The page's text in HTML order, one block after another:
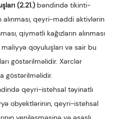
(2.21.) bəndində tikinti-
alınması, qeyri-maddi aktivlərin
qiymətli kağızların alınması
qoyuluşları və sair bu
göstərilməlidir. Xərclər
göstərilməlidir.
qeyri-istehsal təyinatlı
obyektlərinin, qeyri-istehsal